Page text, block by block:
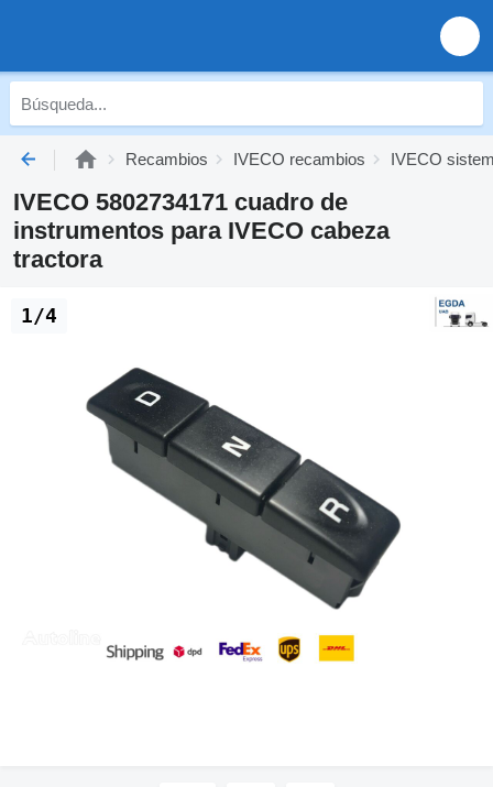
Recambios IVECO recambios IVECO
IVECO 5802734171 cuadro de
instrumentos para IVECO cabeza
tractora
1/4